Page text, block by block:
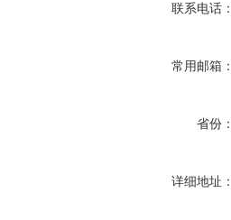
联系电话
常用邮箱
省份
详细地址